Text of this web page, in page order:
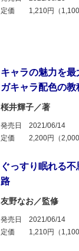
定価
1,210円（1,100
キャラの魅力を
ガキャラ配色の教
桜井輝子／著
発売日
2021/06/14
定価
2,200円（2,000
ぐっすり眠れる
路
友野なお／監修
発売日
2021/06/14
定価
1,210円（1,100